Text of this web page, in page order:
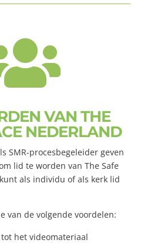
VAN THE
NEDERLAND
SMR-procesbegeleider geven
lid te worden van The Safe
als individu of als kerk lid
van de volgende voordelen:
het videomateriaal